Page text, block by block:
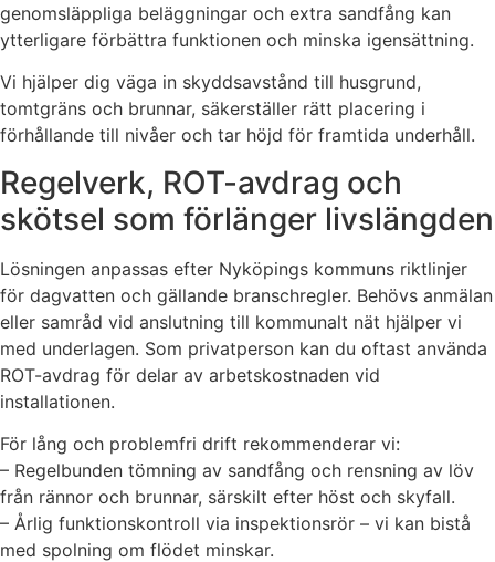
genomsläppliga beläggningar och extra sandfång kan
ytterligare förbättra funktionen och minska igensättning.
Vi hjälper dig väga in skyddsavstånd till husgrund,
tomtgräns och brunnar, säkerställer rätt placering i
förhållande till nivåer och tar höjd för framtida underhåll.
Regelverk, ROT-avdrag och
skötsel som förlänger livslängden
Lösningen anpassas efter Nyköpings kommuns riktlinjer
för dagvatten och gällande branschregler. Behövs anmälan
eller samråd vid anslutning till kommunalt nät hjälper vi
med underlagen. Som privatperson kan du oftast använda
ROT-avdrag för delar av arbetskostnaden vid
installationen.
För lång och problemfri drift rekommenderar vi:
– Regelbunden tömning av sandfång och rensning av löv
från rännor och brunnar, särskilt efter höst och skyfall.
– Årlig funktionskontroll via inspektionsrör – vi kan bistå
med spolning om flödet minskar.